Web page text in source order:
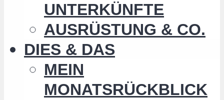
UNTERKÜNFTE
AUSRÜSTUNG & CO.
DIES & DAS
MEIN
MONATSRÜCKBLICK